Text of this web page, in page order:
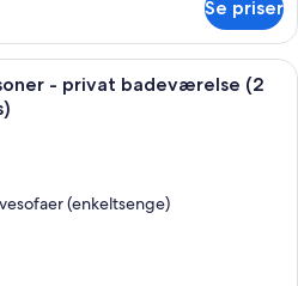
Se priser
Et hotelværelse med tre
- privat badeværelse (2
(enkeltsenge)